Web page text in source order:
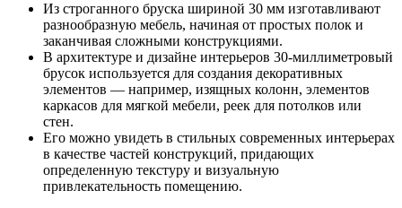
Из строганного бруска шириной 30 мм изготавливают
разнообразную мебель, начиная от простых полок и
заканчивая сложными конструкциями.
В архитектуре и дизайне интерьеров 30-миллиметровый
брусок используется для создания декоративных
элементов — например, изящных колонн, элементов
каркасов для мягкой мебели, реек для потолков или
стен.
Его можно увидеть в стильных современных интерьерах
в качестве частей конструкций, придающих
определенную текстуру и визуальную
привлекательность помещению.